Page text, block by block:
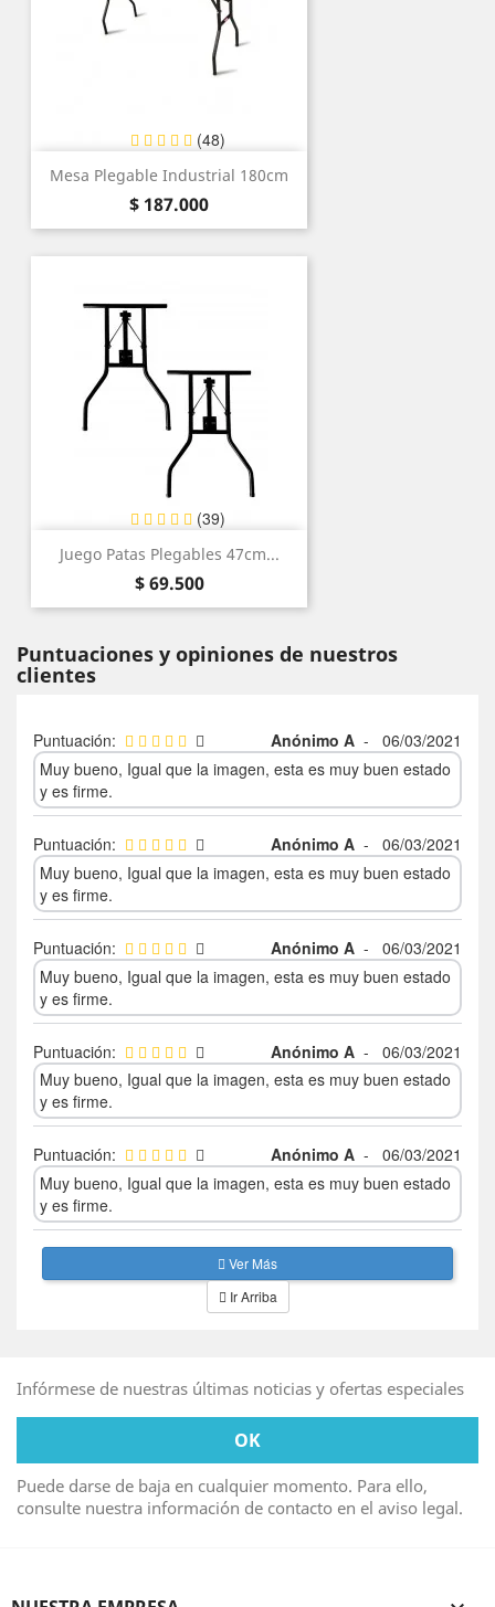
Mesa Plegable Industrial 180cm
Precio
$ 187.000
(48)
Juego Patas Plegables 47cm...
Precio
$ 69.500
(39)
Puntuaciones y opiniones de nuestros
clientes
Puntuación: Anónimo A -
06/03/2021
Muy bueno, Igual que la imagen, esta es muy buen estado
y es firme.
Puntuación: Anónimo A -
06/03/2021
Muy bueno, Igual que la imagen, esta es muy buen estado
y es firme.
Puntuación: Anónimo A -
06/03/2021
Muy bueno, Igual que la imagen, esta es muy buen estado
y es firme.
Puntuación: Anónimo A -
06/03/2021
Muy bueno, Igual que la imagen, esta es muy buen estado
y es firme.
Puntuación: Anónimo A -
06/03/2021
Muy bueno, Igual que la imagen, esta es muy buen estado
y es firme.
Ver Más
Ir Arriba
Infórmese de nuestras últimas noticias y ofertas especiales
Puede darse de baja en cualquier momento. Para ello,
consulte nuestra información de contacto en el aviso legal.